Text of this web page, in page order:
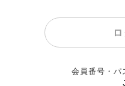
会員番号・パ